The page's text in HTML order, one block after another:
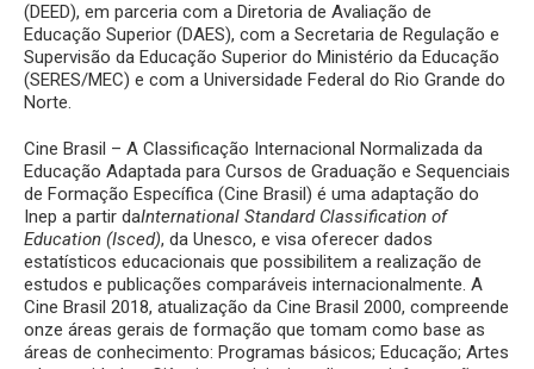
(DEED), em parceria com a Diretoria de Avaliação de
Educação Superior (DAES), com a Secretaria de Regulação e
Supervisão da Educação Superior do Ministério da Educação
(SERES/MEC) e com a Universidade Federal do Rio Grande do
Norte.
Cine Brasil – A Classificação Internacional Normalizada da
Educação Adaptada para Cursos de Graduação e Sequenciais
de Formação Específica (Cine Brasil) é uma adaptação do
Inep a partir daInternational Standard Classification of
Education (Isced), da Unesco, e visa oferecer dados
estatísticos educacionais que possibilitem a realização de
estudos e publicações comparáveis internacionalmente. A
Cine Brasil 2018, atualização da Cine Brasil 2000, compreende
onze áreas gerais de formação que tomam como base as
áreas de conhecimento: Programas básicos; Educação; Artes